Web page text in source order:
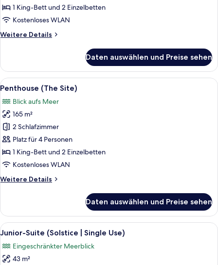
Single
anzeigen
1 King-Bett und 2 Einzelbetten
Kostenloses WLAN
Weitere Details
Weitere
(The
Site
|
Use)
Daten auswählen und Preise sehen
Alle
Fotos
für
Penthouse
(The
Site)
anzeigen
Hochwertige Bettwaren, Minibar,
7
Penthouse (The Site)
Blick aufs Meer
165 m²
2 Schlafzimmer
Platz für 4 Personen
1 King-Bett und 2 Einzelbetten
Kostenloses WLAN
Weitere Details
Weitere
(The
Site)
Daten auswählen und Preise sehen
Alle
Fotos
für
Junior-
Ein modernes Hotelzimmer mit Bett,
5
Junior-Suite (Solstice | Single Use)
Eingeschränkter Meerblick
43 m²